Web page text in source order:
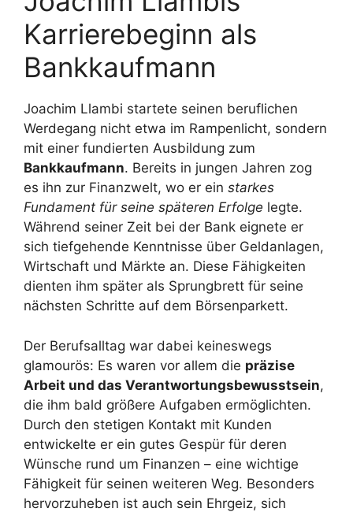
Karrierebeginn als
Bankkaufmann
Joachim Llambi startete seinen beruflichen
Werdegang nicht etwa im Rampenlicht, sondern
mit einer fundierten Ausbildung zum
Bankkaufmann. Bereits in jungen Jahren zog
es ihn zur Finanzwelt, wo er ein starkes
Fundament für seine späteren Erfolge legte.
Während seiner Zeit bei der Bank eignete er
sich tiefgehende Kenntnisse über Geldanlagen,
Wirtschaft und Märkte an. Diese Fähigkeiten
dienten ihm später als Sprungbrett für seine
nächsten Schritte auf dem Börsenparkett.
Der Berufsalltag war dabei keineswegs
glamourös: Es waren vor allem die präzise
Arbeit und das Verantwortungsbewusstsein,
die ihm bald größere Aufgaben ermöglichten.
Durch den stetigen Kontakt mit Kunden
entwickelte er ein gutes Gespür für deren
Wünsche rund um Finanzen – eine wichtige
Fähigkeit für seinen weiteren Weg. Besonders
hervorzuheben ist auch sein Ehrgeiz, sich